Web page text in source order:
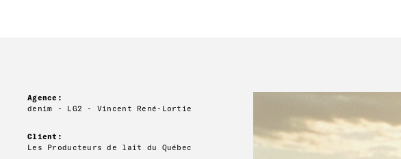
Agence:
denim - LG2 - Vincent René-Lortie
Client:
Les Producteurs de lait du Québec